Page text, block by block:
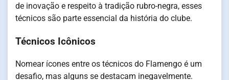
de inovação e respeito à tradição rubro-negra, esses
técnicos são parte essencial da história do clube.
Técnicos Icônicos
Nomear ícones entre os técnicos do Flamengo é um
desafio, mas alguns se destacam inegavelmente.